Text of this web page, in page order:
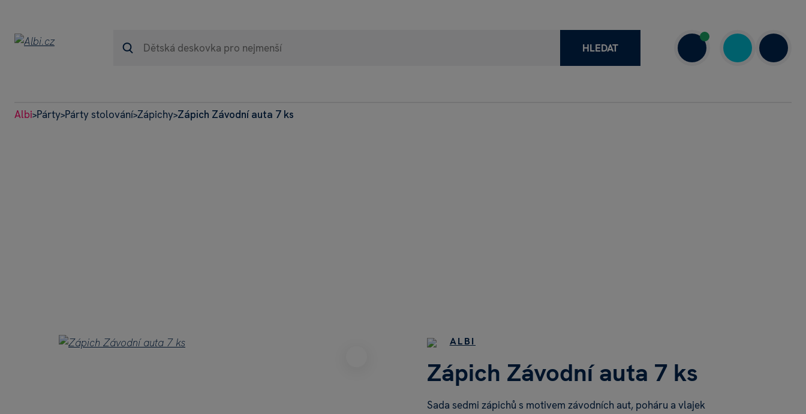
HLEDAT
Albi>Párty>Párty stolování>Zápichy>Zápich Závodní auta 7 ks
ALBI
Zápich Závodní auta 7 ks
Sada sedmi zápichů s motivem závodních aut, poháru a vlajek